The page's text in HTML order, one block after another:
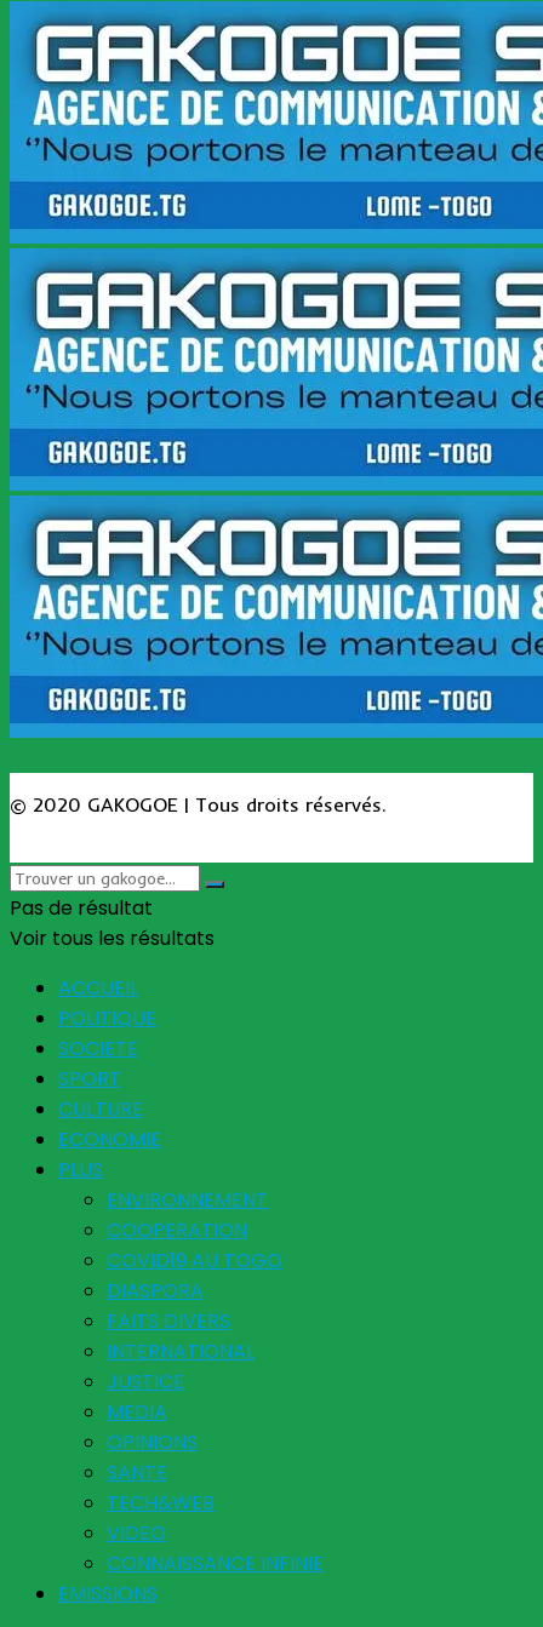
© 2020 GAKOGOE | Tous droits réservés.
Pas de résultat
Voir tous les résultats
ACCUEIL
POLITIQUE
SOCIETE
SPORT
CULTURE
ECONOMIE
PLUS
ENVIRONNEMENT
COOPERATION
COVID19 AU TOGO
DIASPORA
FAITS DIVERS
INTERNATIONAL
JUSTICE
MEDIA
OPINIONS
SANTE
TECH&WEB
VIDEO
CONNAISSANCE INFINIE
EMISSIONS